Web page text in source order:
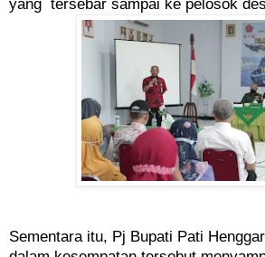
yang tersebar sampai ke pelosok
Sementara itu, Pj Bupati Pati